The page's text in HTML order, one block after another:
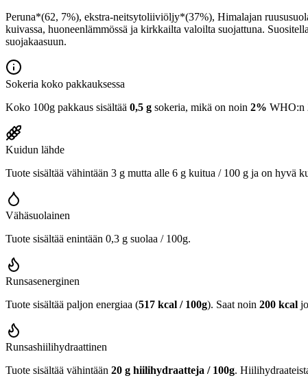
Peruna*(62, 7%), ekstra-neitsytoliiviöljy*(37%), Himalajan
kuivassa, huoneenlämmössä ja kirkkailta valoilta suojattuna.
suojakaasuun.
Sokeria koko pakkauksessa
Koko 100g pakkaus sisältää 0,5 g sokeria, mikä on noin 2% WHO:n
Kuidun lähde
Tuote sisältää vähintään 3 g mutta alle 6 g kuitua / 100 g ja on hyvä
Vähäsuolainen
Tuote sisältää enintään 0,3 g suolaa / 100g.
Runsasenerginen
Tuote sisältää paljon energiaa (517 kcal / 100g). Saat noin 200 kcal
Runsashiilihydraattinen
Tuote sisältää vähintään 20 g hiilihydraatteja / 100g.